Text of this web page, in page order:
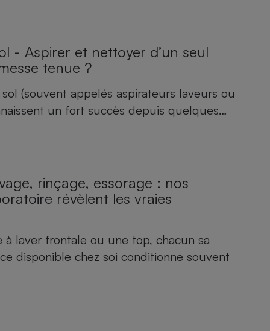
- Aspirer et nettoyer d’un seul
tenue ?
(souvent appelés aspirateurs laveurs ou
un fort succès depuis quelques…
rinçage, essorage : nos
révèlent les vraies
à laver frontale ou une top, chacun sa
disponible chez soi conditionne souvent